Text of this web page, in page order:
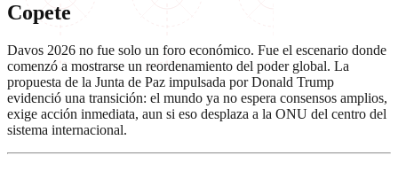
Copete
Davos 2026 no fue solo un foro económico. Fue el escenario donde
comenzó a mostrarse un reordenamiento del poder global. La
propuesta de la Junta de Paz impulsada por Donald Trump
evidenció una transición: el mundo ya no espera consensos amplios,
exige acción inmediata, aun si eso desplaza a la ONU del centro del
sistema internacional.